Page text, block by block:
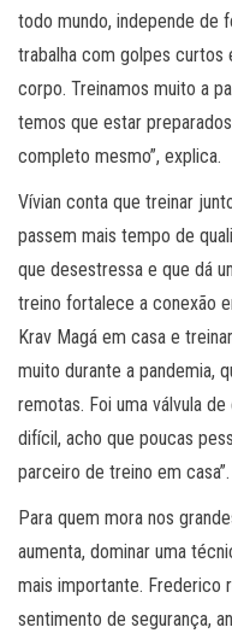
todo mundo, independe de
trabalha com golpes curtos
corpo. Treinamos muito a
temos que estar
completo mesmo”, explica.
Vívian conta que treinar
passem mais tempo de
que desestressa e que dá
treino fortalece a conexão
Krav Magá em casa e
muito durante a pandemia,
remotas. Foi uma válvula
difícil, acho que poucas
parceiro de treino em casa”.
Para quem mora nos
aumenta, dominar uma
mais importante. Frederico
sentimento de segurança,